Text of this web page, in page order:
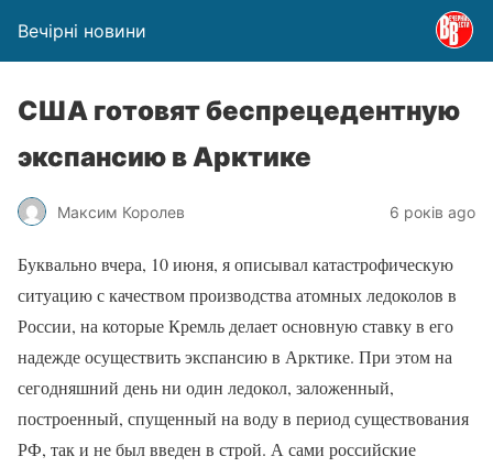
Вечірні новини
США готовят беспрецедентную
экспансию в Арктике
Максим Королев 6 років ago
Буквально вчера, 10 июня, я описывал катастрофическую
ситуацию с качеством производства атомных ледоколов в
России, на которые Кремль делает основную ставку в его
надежде осуществить экспансию в Арктике. При этом на
сегодняшний день ни один ледокол, заложенный,
построенный, спущенный на воду в период существования
РФ, так и не был введен в строй. А сами российские